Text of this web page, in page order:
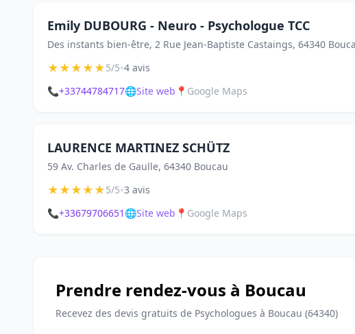
Emily DUBOURG - Neuro - Psychologue TCC
Des instants bien-être, 2 Rue Jean-Baptiste Castaings, 64340
★★★★★5/5•4 avis
📞+33744784717🌐Site web 📍 Google Maps
LAURENCE MARTINEZ SCHÜTZ
59 Av. Charles de Gaulle, 64340 Boucau
★★★★★5/5•3 avis
📞+33679706651 🌐Site web 📍 Google Maps
Prendre rendez-vous à Boucau
Recevez des devis gratuits de Psychologues à Boucau (64340)